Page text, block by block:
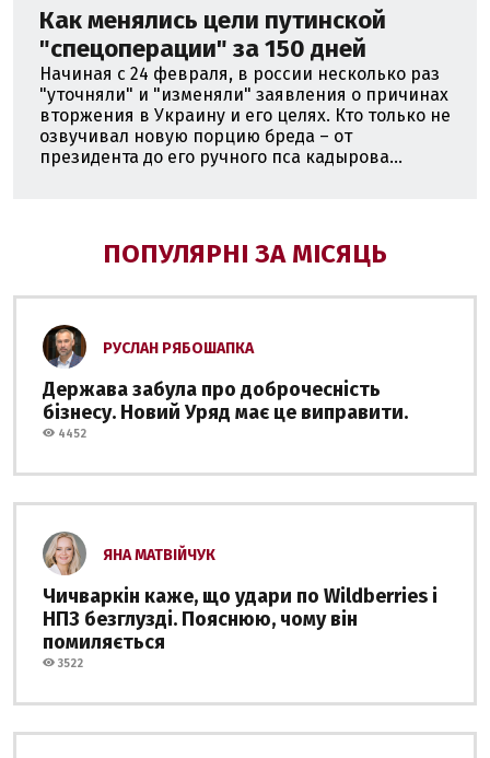
Как менялись цели путинской
"спецоперации" за 150 дней
Начиная с 24 февраля, в россии несколько раз
"уточняли" и "изменяли" заявления о причинах
вторжения в Украину и его целях. Кто только не
озвучивал новую порцию бреда – от
президента до его ручного пса кадырова...
ПОПУЛЯРНІ ЗА МІСЯЦЬ
РУСЛАН РЯБОШАПКА
Держава забула про доброчесність
бізнесу. Новий Уряд має це виправити.
4452
ЯНА МАТВІЙЧУК
Чичваркін каже, що удари по Wildberries і
НПЗ безглузді. Пояснюю, чому він
помиляється
3522